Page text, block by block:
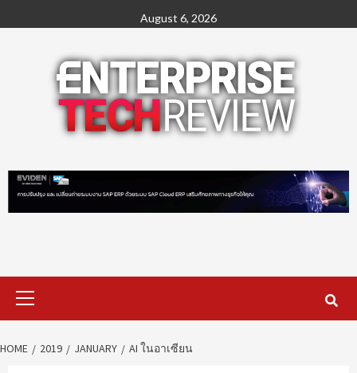
to
August 6, 2026
Primary
Menu
HOME 2019 JANUARY AI ในอาเซียน